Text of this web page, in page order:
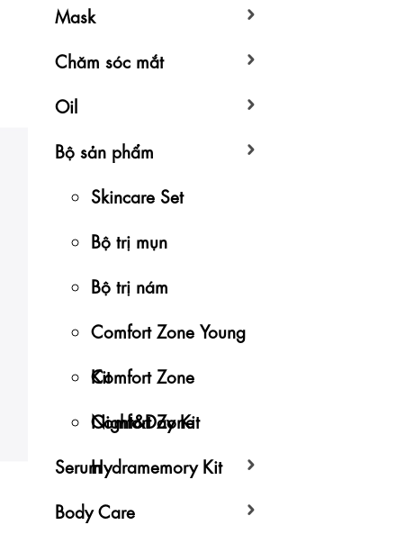
Mask
Chăm sóc mắt
Oil
Bộ sản phẩm
Skincare Set
Bộ trị mụn
Bộ trị nám
Comfort Zone Young
Kit
Comfort Zone
Night&Day Kit
Comfort Zone
Hydramemory Kit
Serum
Body Care